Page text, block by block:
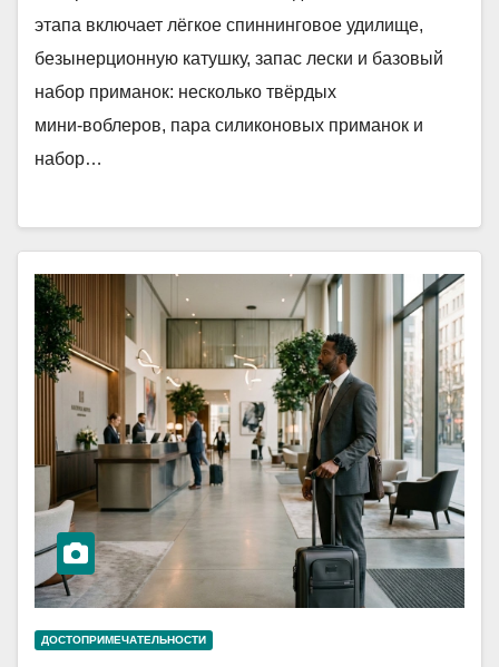
этапа включает лёгкое спиннинговое удилище,
безынерционную катушку, запас лески и базовый
набор приманок: несколько твёрдых
мини‑воблеров, пара силиконовых приманок и
набор…
ДОСТОПРИМЕЧАТЕЛЬНОСТИ